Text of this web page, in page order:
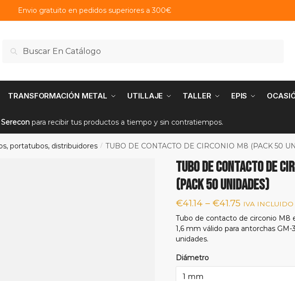
Envio gratuito en pedidos superiores a 300€
Buscar
Buscar
TRANSFORMACIÓN METAL UTILLAJE TALLER EPIS
Sereconpara recibir tus productos a tiempo y sin contratiempos.
portatubos, distribuidores / TUBO DE CONTACTO DE CIRCONIO M8 (PACK 50
TUBO DE CONTACTO DE
(PACK 50 UNIDADES)
€41.14 – €41.75 IVA INCLUIDO
Tubo de contacto de circonio M8
1,6 mm válido para antorchas GM-
unidades.
Diámetro